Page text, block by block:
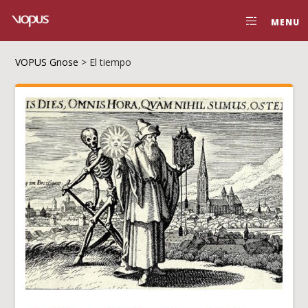
MENU
VOPUS Gnose > El tiempo